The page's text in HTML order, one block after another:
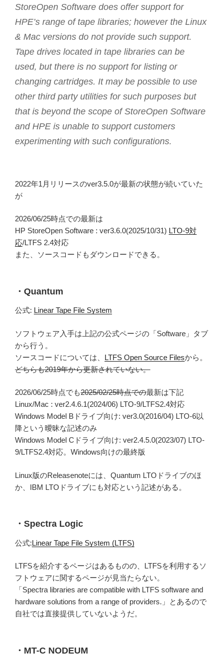
StoreOpen Software does offer support for
HPE’s range of tape libraries; however the Linux
& Mac versions do not provide such support.
Tape drives located in tape libraries can be
used, but there is no support for listing or
changing cartridges. It may be possible to use
other third party utilities for such purposes but
that is beyond the scope of StoreOpen Software
and HPE is unable to support customers
experimenting with such configurations.
2022年1月リリースのver3.5.0が最新の状態が続いていた
が
2026/06/25時点での最新は
HP StoreOpen Software : ver3.6.0(2025/10/31) LTO-9対
応/LTFS 2.4対応
また、ソースコードもダウンロードできる。
・Quantum
公式: Linear Tape File System
ソフトウェア入手は上記の公式ページの「Software」タブ
から行う。
ソースコードについては、 LTFS Open Source Filesから。
どちらも2019年から更新されていない。
2026/06/25時点でも2025/02/25時点での最新は下記
Linux/Mac : ver2.4.6.1(2024/06) LTO-9/LTFS2.4対応
Windows Model Bドライブ向け: ver3.0(2016/04) LTO-6以
降という曖昧な記述のみ
Windows Model Cドライブ向け: ver2.4.5.0(2023/07) LTO-
9/LTFS2.4対応。Windows向けの最終版
Linux版のReleasenoteには、Quantum LTOドライブのほ
か、IBM LTOドライブにも対応という記述がある。
・Spectra Logic
公式:Linear Tape File System (LTFS)
LTFSを紹介するページはあるものの、LTFSを利用するソ
フトウェアに関するページが見当たらない。
「Spectra libraries are compatible with LTFS software and
hardware solutions from a range of providers.」とあるので
自社では直接提供していないようだ。
・MT-C NODEUM